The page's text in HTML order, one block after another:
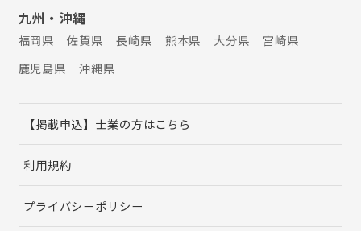
九州・沖縄
福岡県 佐賀県 長崎県 熊本県 大分県
宮崎県
鹿児島県
沖縄県
【掲載申込】士業の方はこちら
利用規約
プライバシーポリシー